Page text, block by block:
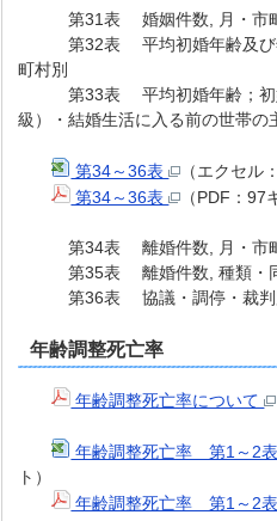
第31表 婚姻件数, 月・市
第32表 平均初婚年齢及び年
町村別
第33表 平均初婚年齢；初婚
級）・結婚生活に入る前の世帯の
第34～36表
（エクセル
第34～36表
（PDF：97
第34表 離婚件数, 月・市
第35表 離婚件数, 種類・同
第36表 協議・調停・裁判別
年齢調整死亡率
年齢調整死亡率について
年齢調整死亡率 第1～2
ト）
年齢調整死亡率 第1～2